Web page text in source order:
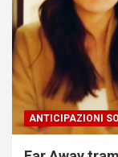
ANTICIPAZIONI